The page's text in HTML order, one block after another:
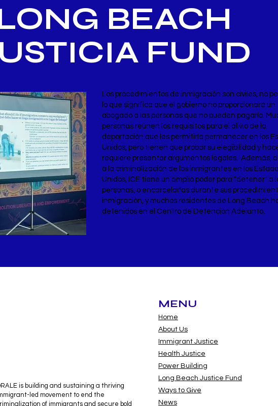
BEACH
FUND
Los procedimientos de inmigración son civiles, no
lo que significa que el gobierno no proporcionará un
abogado a las personas que no pueden pagarlo.
personas reúnen los requisitos para el alivio de la
deportación que les permitiría permanecer en los
Unidos, pero tienen que probar su elegibilidad y
requiere presentar argumentos legales. Además,
a la criminalización de los inmigrantes en los
Unidos, ICE tiene un amplio poder para "detener" a
personas, o encarcelarlas durante sus
inmigración, y muchos residentes de Long Beach
detenidos en el Centro de Detención Adelanto.
is building and sustaining a thriving
led movement to end the
of immigrants and secure bold
MENU
Home
About Us
Immigrant Justice
Health Justice
Power Building
Long Beach Justice Fund
Ways to Give
News